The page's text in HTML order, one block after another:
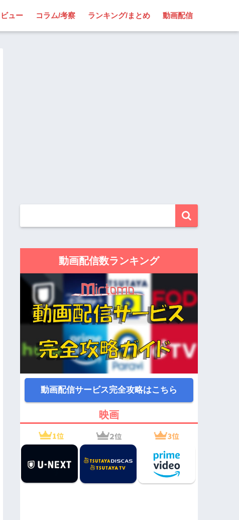
ュー コラム/考察 ランキング/まとめ 動画配信
動画配信数ランキング
動画配信サービス完全攻略はこちら
映画